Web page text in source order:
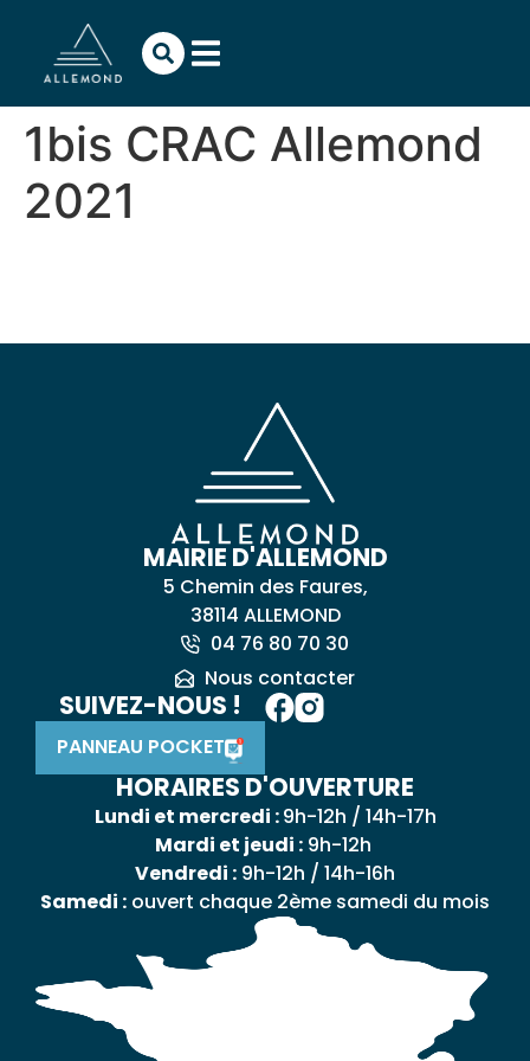
1bis CRAC Allemond
2021
MAIRIE D'ALLEMOND
5 Chemin des Faures,
38114 ALLEMOND
04 76 80 70 30
Nous contacter
SUIVEZ-NOUS !
PANNEAU POCKET
HORAIRES D'OUVERTURE
Lundi et mercredi :9h-12h / 14h-17h
Mardi et jeudi :9h-12h
Vendredi : 9h-12h / 14h-16h
Samedi : ouvert chaque 2ème samedi du mois